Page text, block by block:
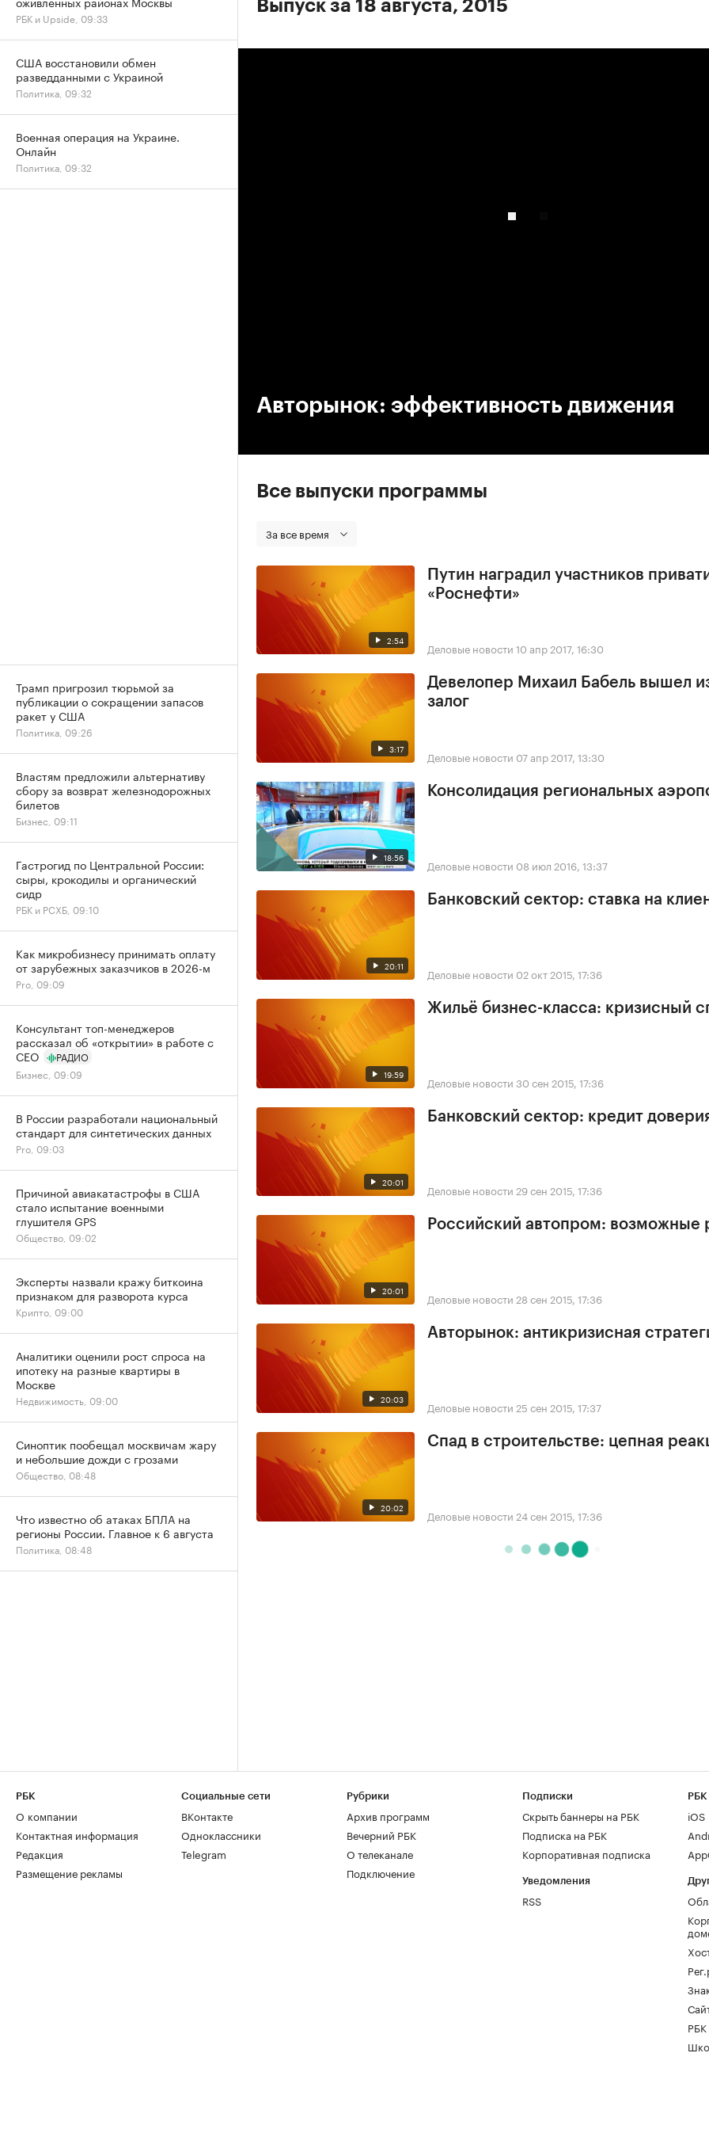
Выпуск за 18 августа, 2015
Авторынок: эффективность движения
Все выпуски программы
За все время
2:54
Путин наградил участников
«Роснефти»
Деловые новости 10 апр 2017, 16:30
3:17
Девелопер Михаил Бабель вышел
залог
Деловые новости 07 апр 2017, 13:30
18:56
Консолидация региональных
Деловые новости 08 июл 2016, 13:37
20:11
Банковский сектор: ставка на
Деловые новости 02 окт 2015, 17:36
19:59
Жильё бизнес-класса: кризисный
Деловые новости 30 сен 2015, 17:36
20:01
Банковский сектор: кредит
Деловые новости 29 сен 2015, 17:36
20:01
Российский автопром: возможные
Деловые новости 28 сен 2015, 17:36
20:03
Авторынок: антикризисная
Деловые новости 25 сен 2015, 17:37
20:02
Спад в строительстве: цепная
Деловые новости 24 сен 2015, 17:36
РБК и Upside, 09:33
США восстановили обмен
разведданными с Украиной
Политика, 09:32
Военная операция на Украине.
Онлайн
Политика, 09:32
Трамп пригрозил тюрьмой за
публикации о сокращении запасов
ракет у США
Политика, 09:26
Властям предложили альтернативу
сбору за возврат железнодорожных
билетов
Бизнес, 09:11
Гастрогид по Центральной России:
сыры, крокодилы и органический
сидр
РБК и РСХБ, 09:10
Как микробизнесу принимать оплату
от зарубежных заказчиков в 2026-м
Pro, 09:09
Консультант топ-менеджеров
рассказал об «открытии» в работе с
CEO
РАДИО
Бизнес, 09:09
В России разработали национальный
стандарт для синтетических данных
Pro, 09:03
Причиной авиакатастрофы в США
стало испытание военными
глушителя GPS
Общество, 09:02
Эксперты назвали кражу биткоина
признаком для разворота курса
Крипто, 09:00
Аналитики оценили рост спроса на
ипотеку на разные квартиры в
Москве
Недвижимость, 09:00
Синоптик пообещал москвичам жару
и небольшие дожди с грозами
Общество, 08:48
Что известно об атаках БПЛА на
регионы России. Главное к 6 августа
Политика, 08:48
РБК
О компании
Контактная информация
Редакция
Размещение рекламы
Социальные сети
ВКонтакте
Одноклассники
Telegram
Рубрики
Архив программ
Вечерний РБК
О телеканале
Подключение
Подписки
Скрыть баннеры на РБК
Подписка на РБК
Корпоративная подписка
Уведомления
RSS
РБК
iOS